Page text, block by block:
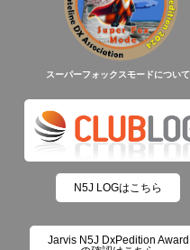
スーパーフォックスモードについて
N5J LOGはこちら
Jarvis N5J DxPedition Award